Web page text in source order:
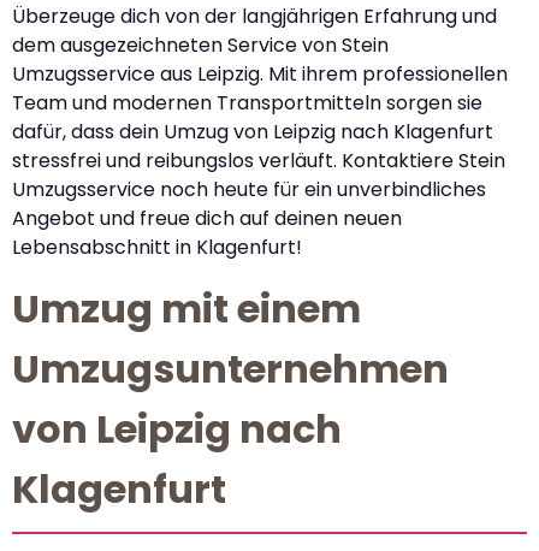
Überzeuge dich von der langjährigen Erfahrung und
dem ausgezeichneten Service von Stein
Umzugsservice aus Leipzig. Mit ihrem professionellen
Team und modernen Transportmitteln sorgen sie
dafür, dass dein Umzug von Leipzig nach Klagenfurt
stressfrei und reibungslos verläuft. Kontaktiere Stein
Umzugsservice noch heute für ein unverbindliches
Angebot und freue dich auf deinen neuen
Lebensabschnitt in Klagenfurt!
Umzug mit einem
Umzugsunternehmen
von Leipzig nach
Klagenfurt